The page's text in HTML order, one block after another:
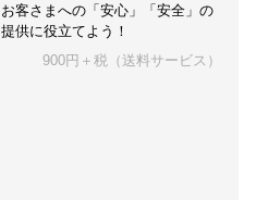
お客さまへの「安心」「安全」の
提供に役立てよう！
900円＋税（送料サービス）